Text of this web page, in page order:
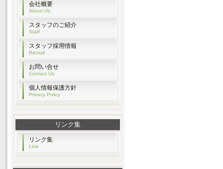
会社概要
About Us
スタッフのご紹介
Staff
スタッフ採用情報
Recruit
お問い合せ
Contact Us
個人情報保護方針
Privacy Policy
リンク集
リンク集
Link